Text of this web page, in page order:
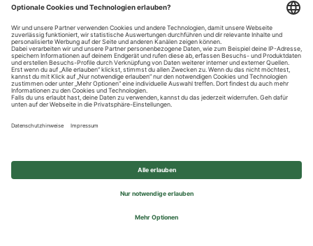
Datenschutzhinweise
Impressum
Privatsphäre-Einstellungen
© 2026 REWE Group - All rights reserved